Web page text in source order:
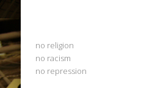
no religion
no racism
no repression